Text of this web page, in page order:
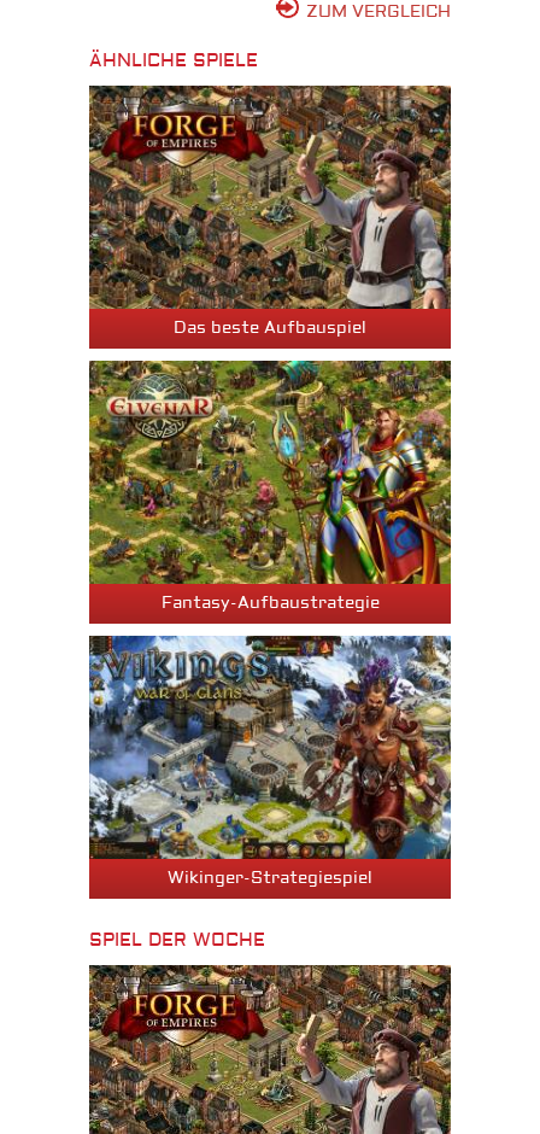
ZUM VERGLEICH
ÄHNLICHE SPIELE
Das beste Aufbauspiel
Fantasy-Aufbaustrategie
Wikinger-Strategiespiel
SPIEL DER WOCHE